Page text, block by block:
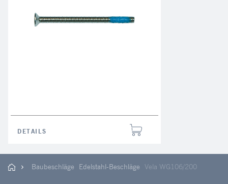
DETAILS
Baubeschläge Edelstahl-Beschläge Vela WG106/200